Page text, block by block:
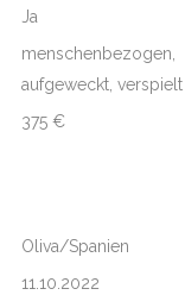
Ja
menschenbezogen,
aufgeweckt, verspielt
375 €
Oliva/Spanien
11.10.2022